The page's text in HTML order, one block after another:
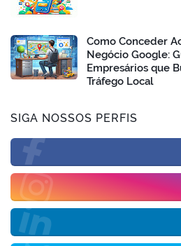
Como Conceder
Negócio Google:
Empresários que
Tráfego Local
SIGA NOSSOS PERFIS